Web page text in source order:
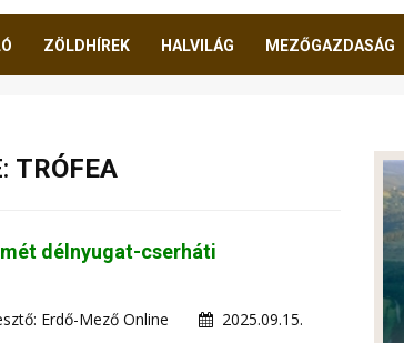
ZÖLDHÍREK HALVILÁG MEZŐGAZDASÁG
TRÓFEA
délnyugat-cserháti
Erdő-Mező Online 2025.09.15.